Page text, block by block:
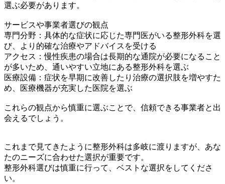
選ぶ必要があります。
サービスや事業者選びの観点
専門分野：具体的な症状に応じた専門医がいる整形外科を選
び、より的確な治療やアドバイスを受ける
アクセス：慢性疾患の場合は長期的な通院が必要になること
が多いため、通いやすい立地にある整形外科を選ぶ
医療設備：症状を早期に改善したり治療の選択肢を増やすた
め、医療機器が充実した医院を選ぶ
これらの観点から慎重に選ぶことで、信頼できる事業者と出
会えるでしょう。
これまで見てきたように整形外科は多岐に渡りますが、あな
たのニーズに合わせた選択が重要です。
整形外科選びは慎重に行って、ベストな選択をしてくださ
い。